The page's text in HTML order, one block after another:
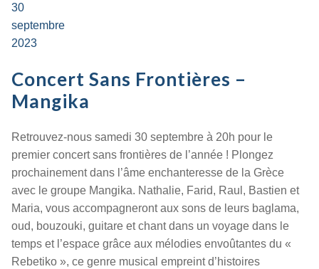
30
septembre
2023
Concert Sans Frontières –
Mangika
Retrouvez-nous samedi 30 septembre à 20h pour le
premier concert sans frontières de l’année ! Plongez
prochainement dans l’âme enchanteresse de la Grèce
avec le groupe Mangika. Nathalie, Farid, Raul, Bastien et
Maria, vous accompagneront aux sons de leurs baglama,
oud, bouzouki, guitare et chant dans un voyage dans le
temps et l’espace grâce aux mélodies envoûtantes du «
Rebetiko », ce genre musical empreint d’histoires